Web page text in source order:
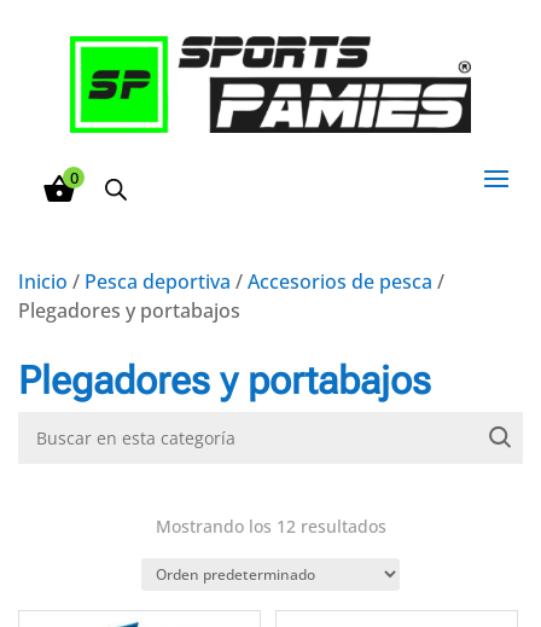
0
Inicio / Pesca deportiva /Accesorios de pesca /
Plegadores y portabajos
Plegadores y portabajos
Mostrando los 12 resultados